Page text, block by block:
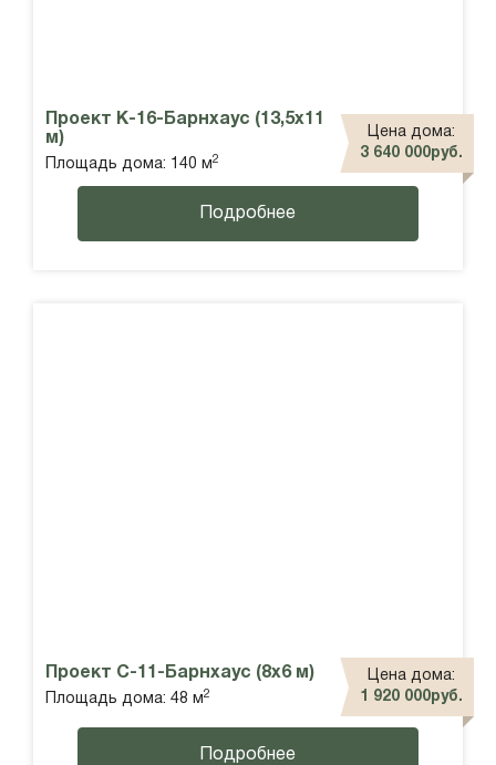
Проект К-16-Барнхаус (13,5х11
м)
Площадь дома: 140 м 2
Цена дома:
3 640 000руб.
Подробнее
Проект С-11-Барнхаус (8х6 м)
Площадь дома: 48 м 2
Цена дома:
1 920 000руб.
Подробнее